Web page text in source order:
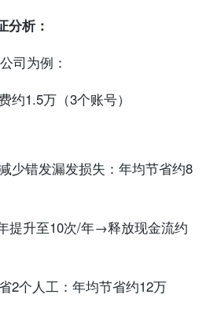
分析：
司为例：
约1.5万（3个账号）
少错发漏发损失：年均节省约8
提升至10次/年→释放现金流约
2个人工：年均节省约12万